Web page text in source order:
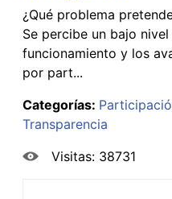
¿Qué problema
Se percibe un bajo
funcionamiento y los
por part...
Categorías:
Transparencia
Visitas: 38731